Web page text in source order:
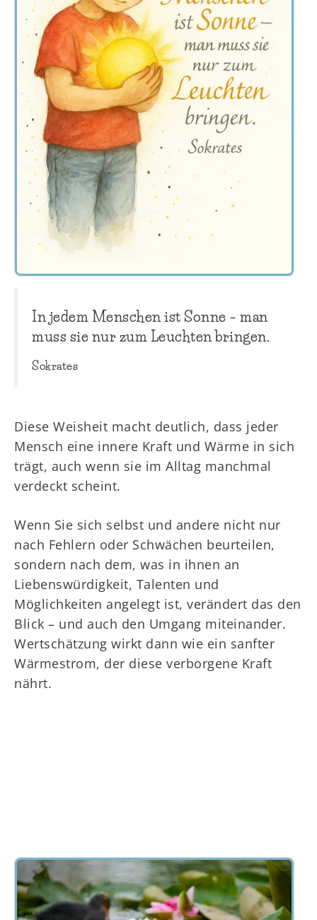
In jedem Menschen ist Sonne – man
muss sie nur zum Leuchten bringen.
Sokrates
Diese Weisheit macht deutlich, dass jeder
Mensch eine innere Kraft und Wärme in sich
trägt, auch wenn sie im Alltag manchmal
verdeckt scheint.
Wenn Sie sich selbst und andere nicht nur
nach Fehlern oder Schwächen beurteilen,
sondern nach dem, was in ihnen an
Liebenswürdigkeit, Talenten und
Möglichkeiten angelegt ist, verändert das den
Blick – und auch den Umgang miteinander.
Wertschätzung wirkt dann wie ein sanfter
Wärmestrom, der diese verborgene Kraft
nährt.